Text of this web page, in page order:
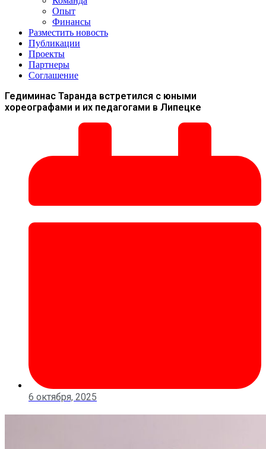
Опыт
Финансы
Разместить новость
Публикации
Проекты
Партнеры
Соглашение
Гедиминас Таранда встретился с юными
хореографами и их педагогами в Липецке
6 октября, 2025